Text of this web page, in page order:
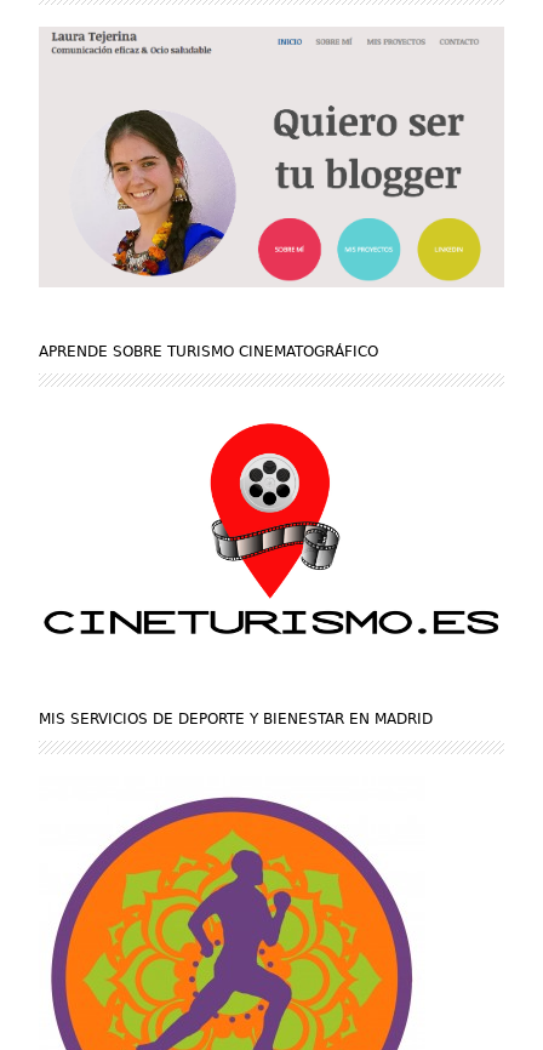
APRENDE SOBRE TURISMO CINEMATOGRÁFICO
MIS SERVICIOS DE DEPORTE Y BIENESTAR EN MADRID